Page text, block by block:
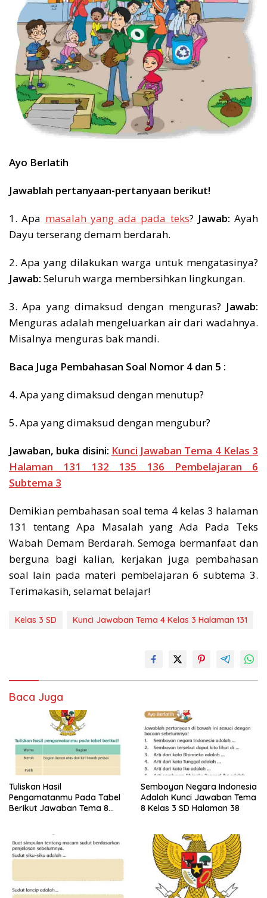
Ayo Berlatih
Jawablah pertanyaan-pertanyaan berikut!
1. Apa masalah yang ada pada teks? Jawab: Ayah
Dayu terserang demam berdarah.
2. Apa yang dilakukan warga untuk mengatasinya?
Jawab: Seluruh warga membersihkan lingkungan.
3. Apa yang dimaksud dengan menguras? Jawab:
Menguras adalah mengeluarkan air dari wadahnya.
Misalnya menguras bak mandi.
Baca Juga Pembahasan Soal Nomor 4 dan 5 :
4. Apa yang dimaksud dengan menutup?
5. Apa yang dimaksud dengan mengubur?
Jawaban, buka disini: Kunci Jawaban Tema 4 Kelas 3
Halaman 131 132 135 136 Pembelajaran 6
Subtema 3
Demikian pembahasan soal tema 4 kelas 3 halaman
131 tentang Apa Masalah yang Ada Pada Teks
Wabah Demam Berdarah. Semoga bermanfaat dan
berguna bagi kalian, kerjakan juga pembahasan
soal lain pada materi pembelajaran 6 subtema 3.
Terimakasih, selamat belajar!
Kelas 3 SD Kunci Jawaban Tema 4 Kelas 3 Halaman 131
Baca Juga
Tuliskan Hasil
Pengamatanmu Pada Tabel
Berikut Jawaban Tema 8
Semboyan Negara Indonesia
Adalah Kunci Jawaban Tema
8 Kelas 3 SD Halaman 38